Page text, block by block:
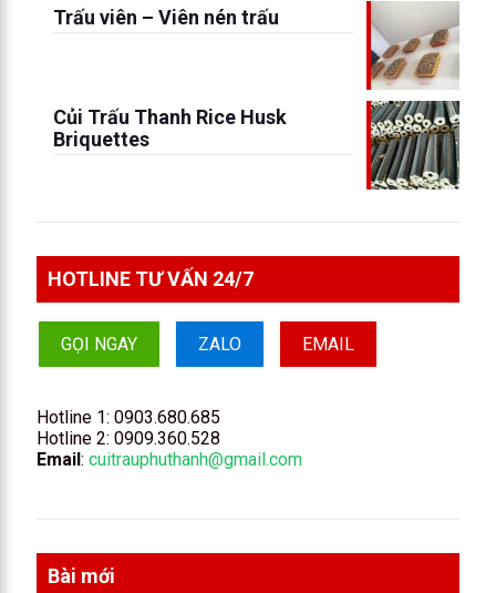
Trấu viên – Viên nén trấu
Củi Trấu Thanh Rice Husk
Briquettes
HOTLINE TƯ VẤN 24/7
GỌI NGAY ZALO EMAIL
Hotline 1: 0903.680.685
Hotline 2: 0909.360.528
Email : cuitrauphuthanh@gmail.com
Bài mới